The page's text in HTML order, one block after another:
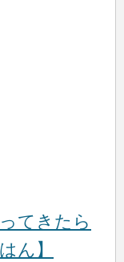
てきたら
ん】